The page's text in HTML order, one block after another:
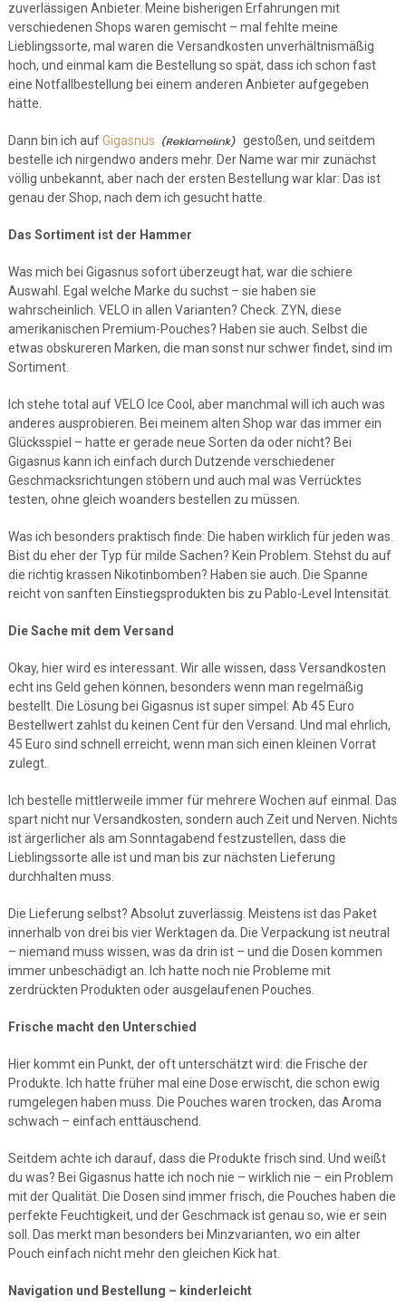
zuverlässigen Anbieter. Meine bisherigen Erfahrungen mit
verschiedenen Shops waren gemischt – mal fehlte meine
Lieblingssorte, mal waren die Versandkosten unverhältnismäßig
hoch, und einmal kam die Bestellung so spät, dass ich schon fast
eine Notfallbestellung bei einem anderen Anbieter aufgegeben
hätte.
Dann bin ich aufGigasnus
gestoßen, und seitdem
bestelle ich nirgendwo anders mehr. Der Name war mir zunächst
völlig unbekannt, aber nach der ersten Bestellung war klar: Das ist
genau der Shop, nach dem ich gesucht hatte.
Das Sortiment ist der Hammer
Was mich bei Gigasnus sofort überzeugt hat, war die schiere
Auswahl. Egal welche Marke du suchst – sie haben sie
wahrscheinlich. VELO in allen Varianten? Check. ZYN, diese
amerikanischen Premium-Pouches? Haben sie auch. Selbst die
etwas obskureren Marken, die man sonst nur schwer findet, sind im
Sortiment.
Ich stehe total auf VELO Ice Cool, aber manchmal will ich auch was
anderes ausprobieren. Bei meinem alten Shop war das immer ein
Glücksspiel – hatte er gerade neue Sorten da oder nicht? Bei
Gigasnus kann ich einfach durch Dutzende verschiedener
Geschmacksrichtungen stöbern und auch mal was Verrücktes
testen, ohne gleich woanders bestellen zu müssen.
Was ich besonders praktisch finde: Die haben wirklich für jeden was.
Bist du eher der Typ für milde Sachen? Kein Problem. Stehst du auf
die richtig krassen Nikotinbomben? Haben sie auch. Die Spanne
reicht von sanften Einstiegsprodukten bis zu Pablo-Level Intensität.
Die Sache mit dem Versand
Okay, hier wird es interessant. Wir alle wissen, dass Versandkosten
echt ins Geld gehen können, besonders wenn man regelmäßig
bestellt. Die Lösung bei Gigasnus ist super simpel: Ab 45 Euro
Bestellwert zahlst du keinen Cent für den Versand. Und mal ehrlich,
45 Euro sind schnell erreicht, wenn man sich einen kleinen Vorrat
zulegt.
Ich bestelle mittlerweile immer für mehrere Wochen auf einmal. Das
spart nicht nur Versandkosten, sondern auch Zeit und Nerven. Nichts
ist ärgerlicher als am Sonntagabend festzustellen, dass die
Lieblingssorte alle ist und man bis zur nächsten Lieferung
durchhalten muss.
Die Lieferung selbst? Absolut zuverlässig. Meistens ist das Paket
innerhalb von drei bis vier Werktagen da. Die Verpackung ist neutral
– niemand muss wissen, was da drin ist – und die Dosen kommen
immer unbeschädigt an. Ich hatte noch nie Probleme mit
zerdrückten Produkten oder ausgelaufenen Pouches.
Frische macht den Unterschied
Hier kommt ein Punkt, der oft unterschätzt wird: die Frische der
Produkte. Ich hatte früher mal eine Dose erwischt, die schon ewig
rumgelegen haben muss. Die Pouches waren trocken, das Aroma
schwach – einfach enttäuschend.
Seitdem achte ich darauf, dass die Produkte frisch sind. Und weißt
du was? Bei Gigasnus hatte ich noch nie – wirklich nie – ein Problem
mit der Qualität. Die Dosen sind immer frisch, die Pouches haben die
perfekte Feuchtigkeit, und der Geschmack ist genau so, wie er sein
soll. Das merkt man besonders bei Minzvarianten, wo ein alter
Pouch einfach nicht mehr den gleichen Kick hat.
Navigation und Bestellung – kinderleicht